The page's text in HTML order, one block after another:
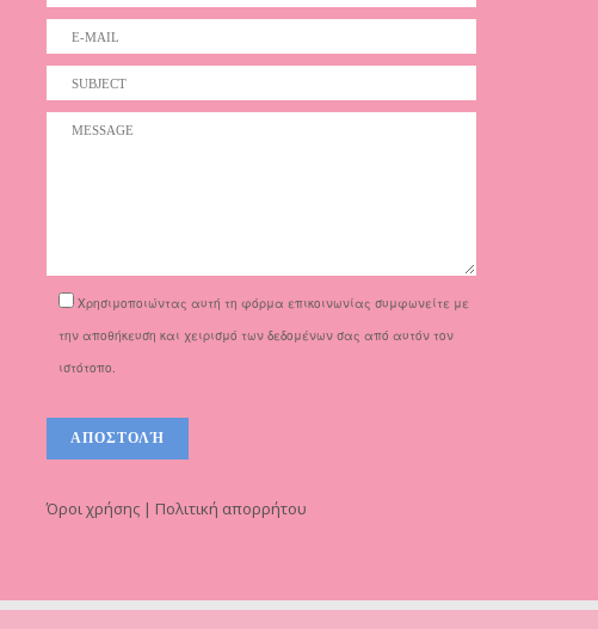
Χρησιμοποιώντας αυτή τη φόρμα επικοινωνίας συμφωνείτε με
την αποθήκευση και χειρισμό των δεδομένων σας από αυτόν τον
ιστότοπο.
Όροι χρήσης | Πολιτική απορρήτου